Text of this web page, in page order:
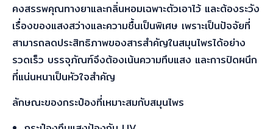
คงสรรพคุณทางยาและกลิ่นหอมเฉพาะตัวเอาไว้ และต้องระวัง
เรื่องของแสงสว่างและความชื้นเป็นพิเศษ เพราะเป็นปัจจัยที่
สามารถลดประสิทธิภาพของสารสำคัญในสมุนไพรได้อย่าง
รวดเร็ว บรรจุภัณฑ์จึงต้องเน้นความทึบแสง และการปิดผนึก
ที่แน่นหนาเป็นหัวใจสำคัญ
ลักษณะของกระป๋องที่เหมาะสมกับสมุนไพร